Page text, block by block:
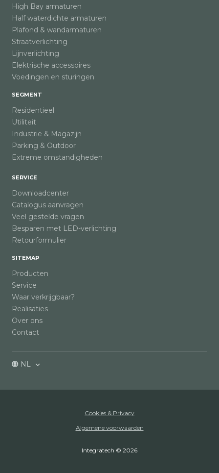
High Bay armaturen
Half waterdichte armaturen
Plafond & wandarmaturen
Straatverlichting
Lijnverlichting
Elektrische accessoires
Voedingen en sturingen
SEGMENT
Residentieel
Utiliteit
Industrie & Magazijn
Parking & Outdoor
Extreme omstandigheden
SERVICE
Downloadcenter
Catalogus aanvragen
Veel gestelde vragen
Besparen met LED-verlichting
Retourformulier
SITEMAP
Producten
Service
Waar verkrijgbaar?
Realisaties
Over ons
Contact
NL
Cookies & Privacy
Algemene voorwaarden
Integratech © 2026